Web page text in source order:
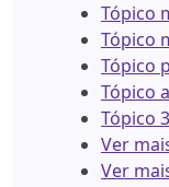
Tópico
Tópico
Tópico
Tópico
Tópico
Ver
Ver